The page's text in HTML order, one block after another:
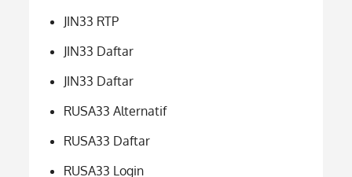
JIN33 RTP
JIN33 Daftar
JIN33 Daftar
RUSA33 Alternatif
RUSA33 Daftar
RUSA33 Login